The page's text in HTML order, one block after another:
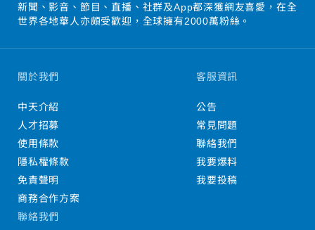
新聞、影音、節目、直播、社群及App都深獲網友喜愛，在全
世界各地華人亦頗受歡迎，全球擁有2000萬粉絲。
關於我們
中天介紹
人才招募
使用條款
隱私權條款
免責聲明
商務合作方案
客服資訊
公告
常見問題
聯絡我們
我要爆料
我要投稿
聯絡我們